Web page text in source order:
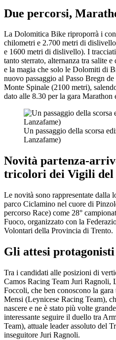
Due percorsi,
La Dolomitica Bike riproporrà i
chilometri e 2.700 metri di
e 1600 metri di dislivello). I
tanto sterrato, alternanza tra salite
e la magia che solo le Dolomiti di
nuovo passaggio al Passo Bregn
Monte Spinale (2100 metri),
dato alle 8.30 per la gara Marathon
Un passaggio della scorsa
Lanzafame)
Novità partenza-
tricolori dei Vigili del
Le novità sono rappresentate dalla
parco Ciclamino nel cuore di
percorso Race) come 28°
Fuoco, organizzato con la
Volontari della Provincia di Trento.
Gli attesi protagonisti
Tra i candidati alle posizioni di
Camos Racing Team Juri
Foccoli, che ben conoscono la
Mensi (Leynicese Racing Team),
nascere e ne è stato più volte
interessante seguire il duello tra
Team), attuale leader assoluto del
inseguitore Juri Ragnoli.